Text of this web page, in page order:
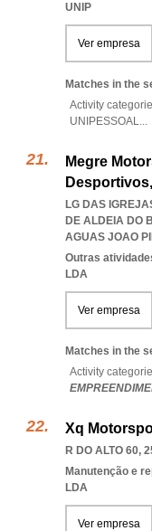
UNIP
Ver empresa
Matches in the
Activity
UNIPESSOAL...
Megre
LG DAS
DE ALDEIA DO
AGUAS JOAO
Outras
LDA
Ver empresa
Matches in the
Activity
Xq
R DO ALTO 60,
Manutenção e
LDA
Ver empresa